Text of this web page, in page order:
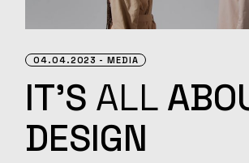
04.04.2023 MEDIA
IT’S ALL
DESIGN